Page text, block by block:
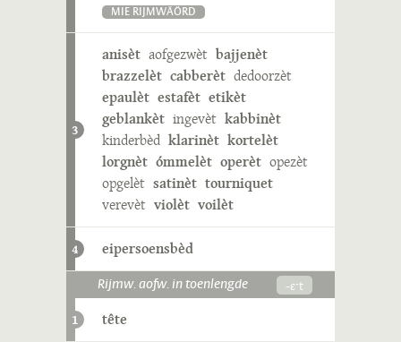
MIE RIJMWÄÖRD
3
anisèt aofgezwèt bajjenèt
brazzelèt cabberèt dedoorzèt
epaulèt estafèt etikèt
geblankèt ingevèt kabbinèt
kinderbèd klarinèt kortelèt
lorgnèt ómmelèt operèt opezèt
opgelèt satinèt tourniquet
verevèt violèt voilèt
4 eipersoensbèd
Rijmw. aofw. in toenlengde -ɛˑt
1 tête